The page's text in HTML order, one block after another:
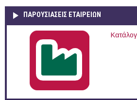
ΠΑΡΟΥΣΙΆΣΕΙΣ ΕΤΑΙΡΕΙΏΝ